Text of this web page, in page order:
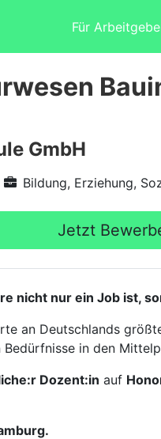
Für
GmbH
Bildung, Erziehung,
Jetzt
nicht nur ein Job ist,
an Deutschlands
in den
Dozent:in auf